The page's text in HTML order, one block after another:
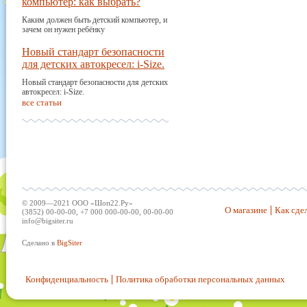
Каким должен быть детский компьютер, и
зачем он нужен ребёнку
Новый стандарт безопасности
для детских автокресел: i-Size.
Новый стандарт безопасности для детских
автокресел: i-Size.
все статьи
© 2009—2021 ООО «Шоп22.Ру»
(3852) 00-00-00, +7 000 000-00-00, 00-00-00
info@bigsiter.ru
Сделано в BigSiter
О магазине Как
Конфиденциальность Политика обработки персональных данных